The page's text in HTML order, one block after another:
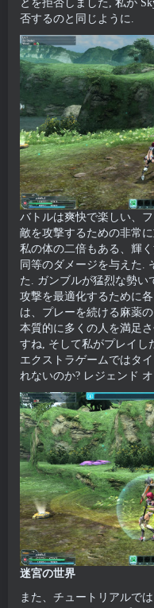
とを拒否しました, 私が
否するのと同じように.
バトルは爽快で楽しい、
敵を攻撃するための非常
私の体の二倍もある、輝
同等のダメージを与えた.
た. ガンブルが猛烈な勢い
攻撃を最適化するために
は、プレーを続ける麻薬
本質的に多くの人を満足
すね, そして私がプレイし
エクストラゲームではタ
れないのか? レジェンド
迷宮の世界
また、チュートリアルで